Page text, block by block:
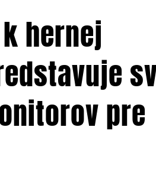
hernej
pre